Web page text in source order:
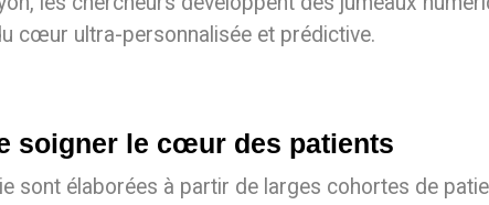
cœur ultra-personnalisée et prédictive.
soigner le cœur des patients
sont élaborées à partir de larges cohortes de